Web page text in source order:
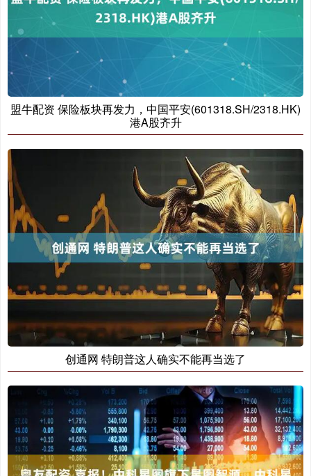
盟牛配资 保险板块再发力，中国平安(601318.SH/2318.HK)
港A股齐升
创通网 特朗普这人确实不能再当选了